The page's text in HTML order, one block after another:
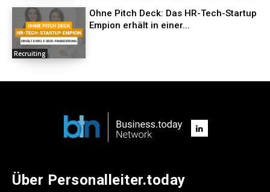
Recruiting
Ohne Pitch Deck: Das HR-Tech-Startup
Empion erhält in einer...
Über Personalleiter.today